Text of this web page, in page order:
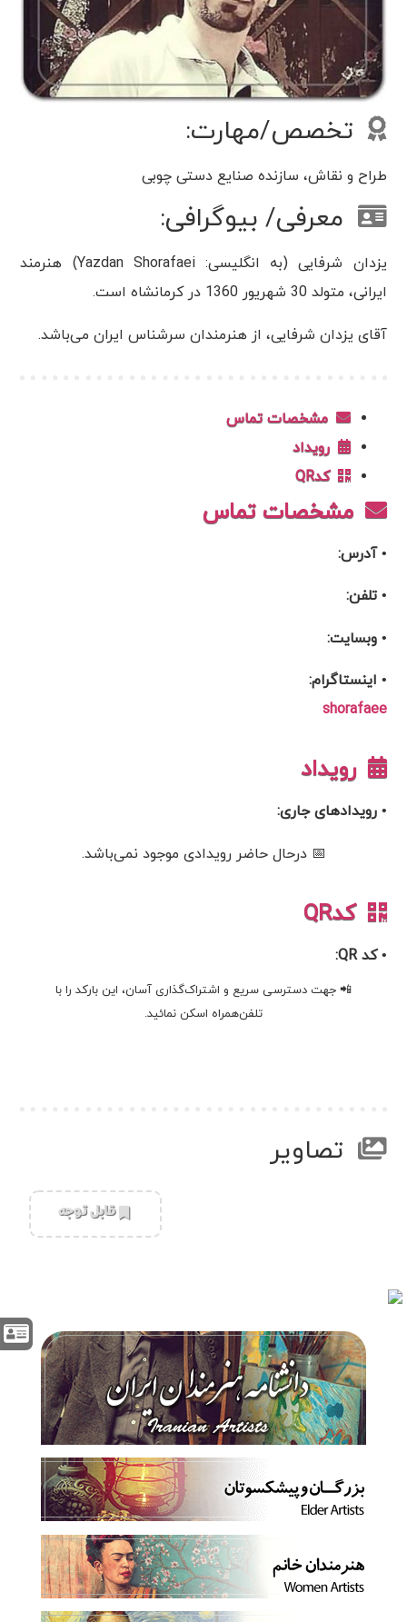
تخصص/مهارت:
طراح و نقاش، سازنده صنایع دستی چوبی
معرفی/ بیوگرافی:
یزدان شرفایی (به انگلیسی: Yazdan Shorafaei) هنرمند
ایرانی، متولد 30 شهریور 1360 در کرمانشاه است.
آقای یزدان شرفایی، از هنرمندان سرشناس ایران می‌باشد.
مشخصات تماس
رویداد
کدQR
مشخصات تماس
• آدرس:
• تلفن:
• وبسایت:
• اینستاگرام:
shorafaee
رویداد
• رویدادهای جاری:
📅 درحال حاضر رویدادی موجود نمی‌باشد.
کدQR
• کد QR:
📲 جهت دسترسی سریع و اشتراک‌گذاری آسان، این بارکد را با
تلفن‌همراه اسکن نمائید.
تصاویر
‌قابل توجه